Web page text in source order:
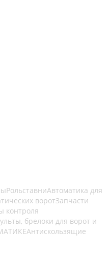
РольставниАвтоматика для
воротЗапчасти
контроля
брелоки для ворот и
Антискользящие